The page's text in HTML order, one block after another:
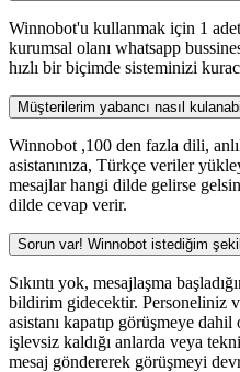
Winnobot'u kullanmak için 1
kurumsal olanı whatsapp
hızlı bir biçimde sisteminizi
Müşterilerim yabancı nasıl
Winnobot ,100 den fazla dili,
asistanınıza, Türkçe veriler
mesajlar hangi dilde gelirse
dilde cevap verir.
Sorun var! Winnobot istediğim
Sıkıntı yok, mesajlaşma
bildirim gidecektir. Personeliniz
asistanı kapatıp görüşmeye
işlevsiz kaldığı anlarda veya
mesaj göndererek görüşmeyi